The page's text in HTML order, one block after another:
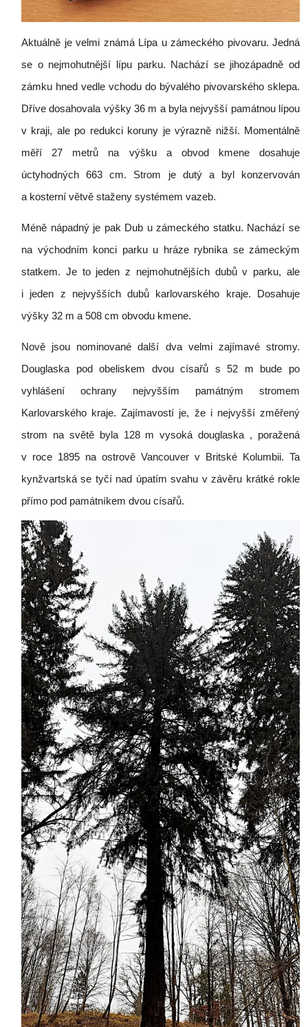
Aktuálně je velmi známá Lípa u zámeckého pivovaru. Jedná
se o nejmohutnější lípu parku. Nachází se jihozápadně od
zámku hned vedle vchodu do bývalého pivovarského sklepa.
Dříve dosahovala výšky 36 m a byla nejvyšší památnou lípou
v kraji, ale po redukci koruny je výrazně nižší. Momentálně
měří 27 metrů na výšku a obvod kmene dosahuje
úctyhodných 663 cm. Strom je dutý a byl konzervován
a kosterní větvě staženy systémem vazeb.
Méně nápadný je pak Dub u zámeckého statku. Nachází se
na východním konci parku u hráze rybníka se zámeckým
statkem. Je to jeden z nejmohutnějších dubů v parku, ale
i jeden z nejvyšších dubů karlovarského kraje. Dosahuje
výšky 32 m a 508 cm obvodu kmene.
Nově jsou nominované další dva velmi zajímavé stromy.
Douglaska pod obeliskem dvou císařů s 52 m bude po
vyhlášení ochrany nejvyšším památným stromem
Karlovarského kraje. Zajímavostí je, že i nejvyšší změřený
strom na světě byla 128 m vysoká douglaska , poražená
v roce 1895 na ostrově Vancouver v Britské Kolumbii. Ta
kynžvartská se tyčí nad úpatím svahu v závěru krátké rokle
přímo pod památníkem dvou císařů.